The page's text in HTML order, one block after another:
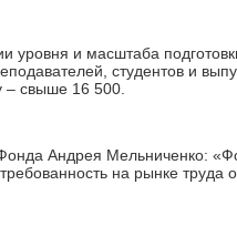
уровня и масштаба
студентов и
– свыше 16 500.
Андрея Мельниченко:
на рынке